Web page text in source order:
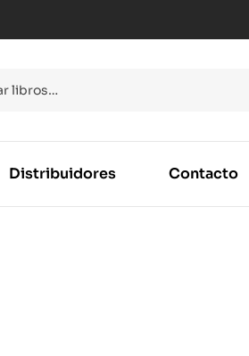
Distribuidores Contacto